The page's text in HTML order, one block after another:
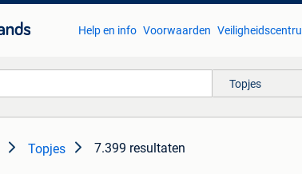
Help en info Voorwaarden
Topjes
Topjes 7.399 resultaten